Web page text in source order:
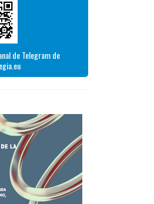
de Telegram de